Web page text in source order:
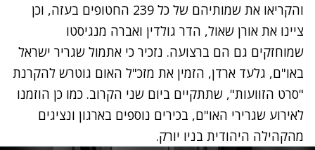
והקריאו את שמותיהם של כל 239 החטופים בעזה, וכן
ציינו את אורן שאול, הדר גולדין ואברה מנגיסטו
שמוחזקים גם הם ברצועה. נזכיר כי אתמול שגריר ישראל
באו"ם, גלעד ארדן, הזמין את מזכ"ל האום גוטרש להקרנת
"סרט הזוועות", שתתקיים ביום שני הקרוב. כמו כן הוזמנו
לאירוע שגרירי האו"ם, בכירים נוספים בארגון ונציגים
מהקהילה היהודית בניו יורק.